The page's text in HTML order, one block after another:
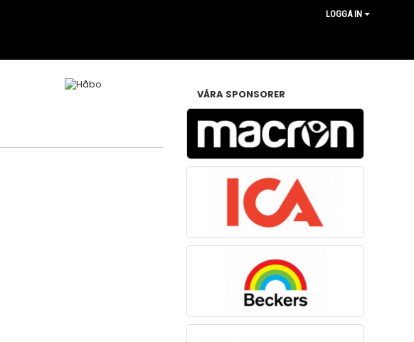
LOGGA IN
VÅRA SPONSORER